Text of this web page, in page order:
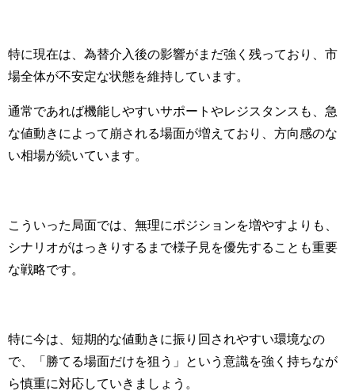
特に現在は、為替介入後の影響がまだ強く残っており、市
場全体が不安定な状態を維持しています。
通常であれば機能しやすいサポートやレジスタンスも、急
な値動きによって崩される場面が増えており、方向感のな
い相場が続いています。
こういった局面では、無理にポジションを増やすよりも、
シナリオがはっきりするまで様子見を優先することも重要
な戦略です。
特に今は、短期的な値動きに振り回されやすい環境なの
で、「勝てる場面だけを狙う」という意識を強く持ちなが
ら慎重に対応していきましょう。